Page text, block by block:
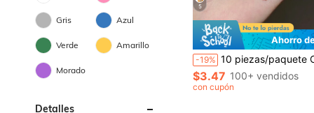
Gris Azul
Verde Amarillo
Morado
Detalles
5
Ahorro
-19% 10 piezas/paquete Clips de pelo con media perla y decoración de rhinestone para mujer, clips de pinza para el pelo para fiesta, verano, escuela, universidad, accesorios de
$3.47 100+ vendidos
con cupón